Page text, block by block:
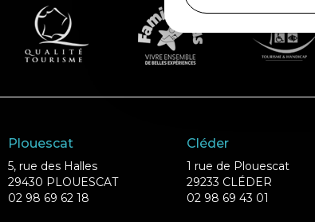
Plouescat
5, rue des Halles
29430 PLOUESCAT
02 98 69 62 18
Cléder
1 rue de Plouescat
29233 CLÉDER
02 98 69 43 01